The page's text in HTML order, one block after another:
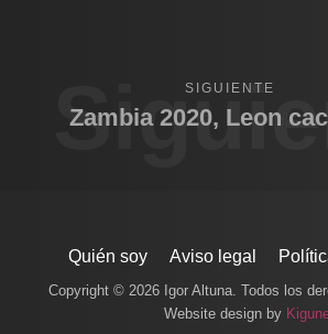
SIGUIENTE
Zambia 2020, Leon
Quién soy Aviso legal
Copyright © 2026 Igor Altuna. Todos los
Website design by